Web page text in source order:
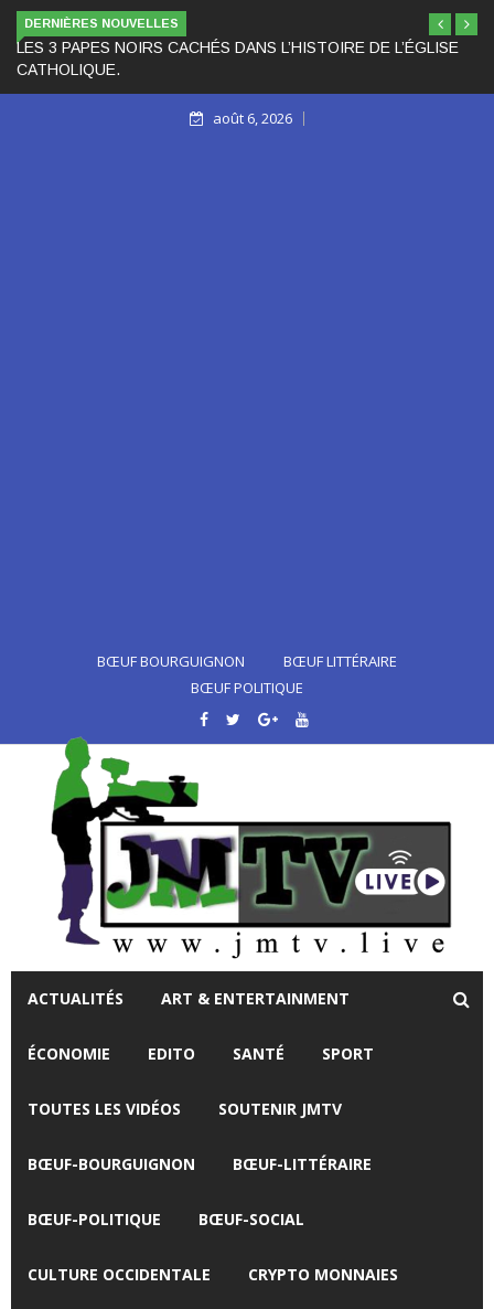
DERNIÈRES NOUVELLES
LES 3 PAPES NOIRS CACHÉS DANS L’HISTOIRE DE L’ÉGLISE
CATHOLIQUE.
août 6, 2026
BŒUF BOURGUIGNON
BŒUF LITTÉRAIRE
BŒUF POLITIQUE
ACTUALITÉS ART & ENTERTAINMENT
ÉCONOMIE EDITO SANTÉ SPORT
TOUTES LES VIDÉOS SOUTENIR JMTV
BŒUF-BOURGUIGNON BŒUF-LITTÉRAIRE
BŒUF-POLITIQUE BŒUF-SOCIAL
CULTURE OCCIDENTALE CRYPTO MONNAIES